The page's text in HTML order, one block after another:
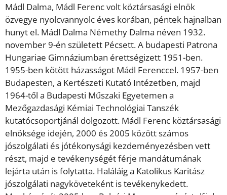
Mádl Dalma, Mádl Ferenc volt köztársasági elnök
özvegye nyolcvannyolc éves korában, péntek hajnalban
hunyt el. Mádl Dalma Némethy Dalma néven 1932.
november 9-én született Pécsett. A budapesti Patrona
Hungariae Gimnáziumban érettségizett 1951-ben.
1955-ben kötött házasságot Mádl Ferenccel. 1957-ben
Budapesten, a Kertészeti Kutató Intézetben, majd
1964-től a Budapesti Műszaki Egyetemen a
Mezőgazdasági Kémiai Technológiai Tanszék
kutatócsoportjánál dolgozott. Mádl Ferenc köztársasági
elnöksége idején, 2000 és 2005 között számos
jószolgálati és jótékonysági kezdeményezésben vett
részt, majd e tevékenységét férje mandátumának
lejárta után is folytatta. Haláláig a Katolikus Karitász
jószolgálati nagyköveteként is tevékenykedett.